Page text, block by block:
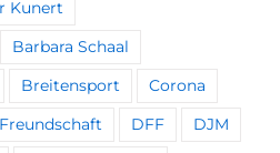
Kunert
Barbara Schaal
Breitensport Corona
DFF DJM